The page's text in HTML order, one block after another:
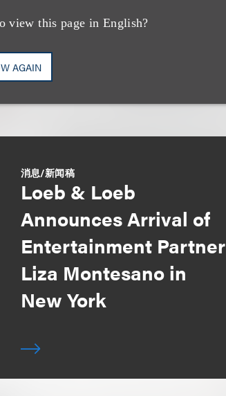
view this page in English?
AGAIN
消息/新闻稿
Loeb & Loeb
Announces Arrival of
Entertainment Partner
Liza Montesano in
New York